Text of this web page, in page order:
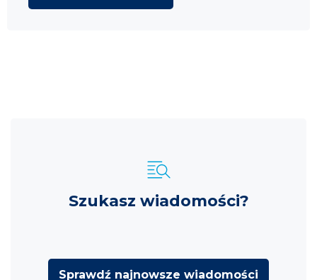
Szukasz wiadomości?
Sprawdź najnowsze wiadomości